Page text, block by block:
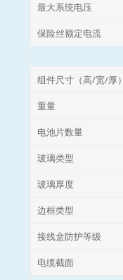
最大系统电压
保险丝额定电流
组件尺寸（高/宽/厚）
重量
电池片数量
玻璃类型
玻璃厚度
边框类型
接线盒防护等级
电缆截面